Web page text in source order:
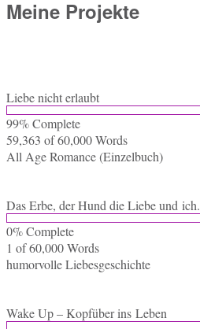
Meine Projekte
Liebe nicht erlaubt
99% Com­ple­te
59,363 of 60,000Words
All Age Ro­mance (Ein­zel­buch)
Das Erbe, der Hund die Liebe und ich.
0% Com­ple­te
1 of 60,000Words
hu­mor­vol­le Liebesgeschichte
Wake Up – Kopf­über ins Leben